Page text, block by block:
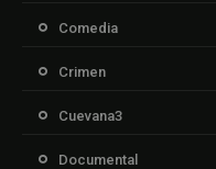
Comedia
Crimen
Cuevana3
Documental